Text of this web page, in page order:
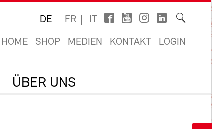
DE FR IT
HOME SHOP MEDIEN KONTAKT LOGIN
ÜBER UNS